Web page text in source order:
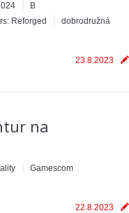
B
Reforged
dobrodružná
23.8.2023
na
Gamescom
22.8.2023